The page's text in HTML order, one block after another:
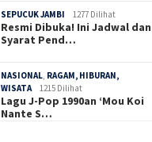
SEPUCUK JAMBI 1277 Dilihat
Resmi Dibuka! Ini Jadwal dan
Syarat Pend…
NASIONAL RAGAM, HIBURAN,
WISATA
1215 Dilihat
Lagu J-Pop 1990an ‘Mou Koi
Nante S…